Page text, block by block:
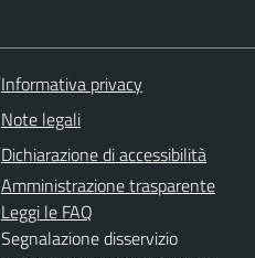
Informativa privacy
Note legali
Dichiarazione di accessibilità
Amministrazione trasparente
Leggi le FAQ
Segnalazione disservizio